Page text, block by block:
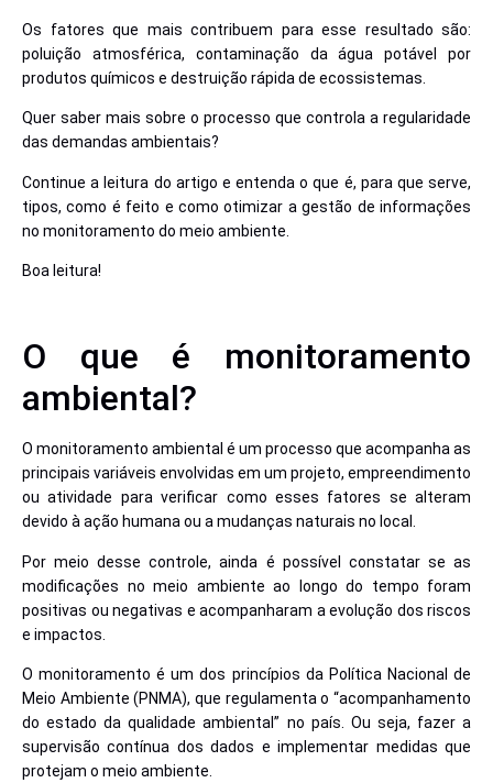
Os fatores que mais contribuem para esse resultado são:
poluição atmosférica, contaminação da água potável por
produtos químicos e destruição rápida de ecossistemas.
Quer saber mais sobre o processo que controla a regularidade
das demandas ambientais?
Continue a leitura do artigo e entenda o que é, para que serve,
tipos, como é feito e como otimizar a gestão de informações
no monitoramento do meio ambiente.
Boa leitura!
O que é monitoramento
ambiental?
O monitoramento ambiental é um processo que acompanha as
principais variáveis envolvidas em um projeto, empreendimento
ou atividade para verificar como esses fatores se alteram
devido à ação humana ou a mudanças naturais no local.
Por meio desse controle, ainda é possível constatar se as
modificações no meio ambiente ao longo do tempo foram
positivas ou negativas e acompanharam a evolução dos riscos
e impactos.
O monitoramento é um dos princípios da Política Nacional de
Meio Ambiente (PNMA), que regulamenta o “acompanhamento
do estado da qualidade ambiental” no país. Ou seja, fazer a
supervisão contínua dos dados e implementar medidas que
protejam o meio ambiente.